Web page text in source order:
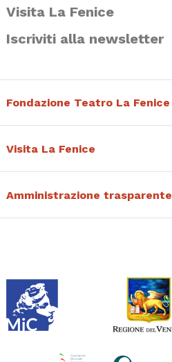
Visita La Fenice
Iscriviti alla newsletter
Fondazione Teatro La Fenice
Visita La Fenice
Amministrazione trasparente